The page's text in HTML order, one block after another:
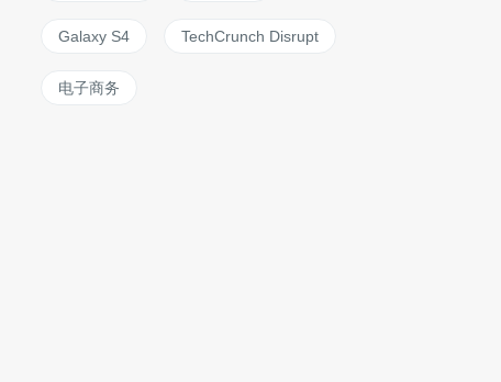
Galaxy S4 TechCrunch Disrupt
电子商务